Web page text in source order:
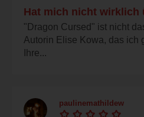
Hat mich nicht wirklich
"Dragon Cursed" ist nicht
Autorin Elise Kowa, das ich
Ihre...
paulinemathildew